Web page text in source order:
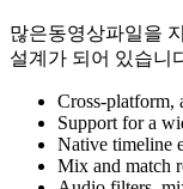
많은동영상파일을
설계가 되어 있습니
Cross-platform,
Support for a
Native timeline
Mix and match